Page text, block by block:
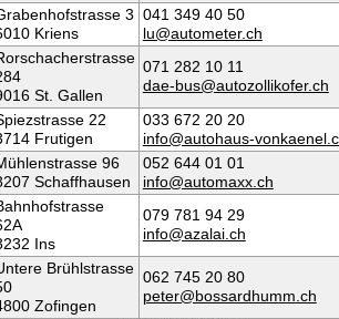
3
Kriens
041 349 40 50
lu@autometer.ch
St. Gallen
071 282 10 11
dae-bus@autozollikofer.ch
22
Frutigen
033 672 20 20
info@autohaus-
96
Schaffhausen
052 644 01 01
info@automaxx.ch
Ins
079 781 94 29
info@azalai.ch
Brühlstrasse
Zofingen
062 745 20 80
peter@bossardhumm.ch